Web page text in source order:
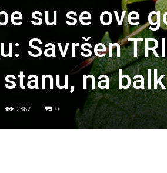
su se ove
Savršen
na
2367 0